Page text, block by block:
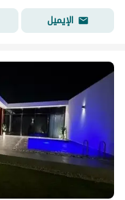
الإيميل